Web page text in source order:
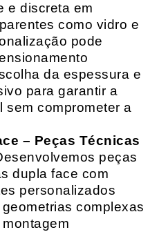
e discreta em
como vidro e
pode
da espessura e
para garantir a
sem comprometer a
– Peças Técnicas
peças
dupla face com
personalizados
complexas